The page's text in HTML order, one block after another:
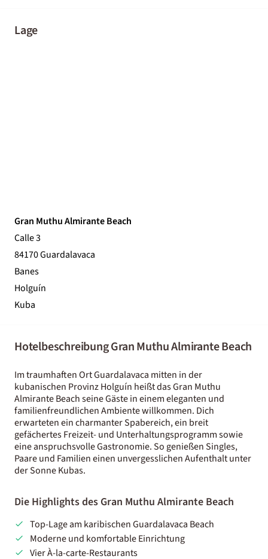
Lage
Gran Muthu Almirante Beach
Calle 3
84170 Guardalavaca
Banes
Holguín
Kuba
Hotelbeschreibung Gran Muthu Almirante Beach
Im traumhaften Ort Guardalavaca mitten in der
kubanischen Provinz Holguín heißt das Gran Muthu
Almirante Beach seine Gäste in einem eleganten und
familienfreundlichen Ambiente willkommen. Dich
erwarteten ein charmanter Spabereich, ein breit
gefächertes Freizeit- und Unterhaltungsprogramm sowie
eine anspruchsvolle Gastronomie. So genießen Singles,
Paare und Familien einen unvergesslichen Aufenthalt unter
der Sonne Kubas.
Die Highlights des Gran Muthu Almirante Beach
Top-Lage am karibischen Guardalavaca Beach
Moderne und komfortable Einrichtung
Vier À-la-carte-Restaurants